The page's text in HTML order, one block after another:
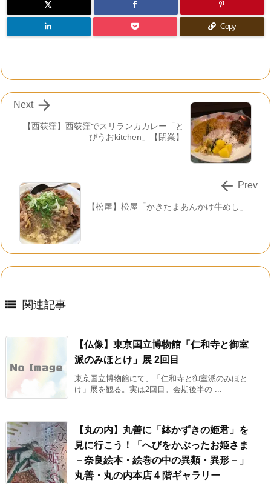
Copy
【西荻窪】西荻窪でスリランカカレー「と
びうおkitchen」【閉業】

Next
【松屋】松屋「かきたまあんかけ牛めし」
 Prev
 関連記事
【仏像】東京国立博物館「仁和寺と御室
派のみほとけ」展 2回目
東京国立博物館にて、「仁和寺と御室派のみほと
け」展を観る。実は2回目。会期後半の ...
【丸の内】丸善に「鉢かずきの姫君」を
見に行こう！「へびをかぶったお姫さま
－奈良絵本・絵巻の中の異類・異形－」
丸善・丸の内本店 4 階ギャラリー